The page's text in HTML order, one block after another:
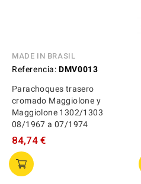
MADE IN BRASIL
Referencia: DMV0013
Parachoques trasero
cromado Maggiolone y
Maggiolone 1302/1303
08/1967 a 07/1974
84,74 €